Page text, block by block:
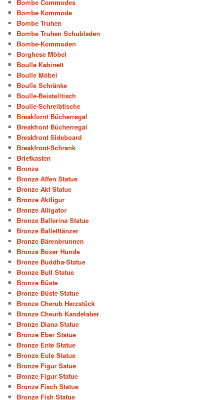
Bombe Commodes
Bombe Kommode
Bombe Truhen
Bombe Truhen Schubladen
Bombe-Kommoden
Borghese Möbel
Boulle Kabinett
Boulle Möbel
Boulle Schränke
Boulle-Beistelltisch
Boulle-Schreibtische
Breakfornt Bücherregal
Breakfront Bücherregal
Breakfront Sideboard
Breakfront-Schrank
Briefkasten
Bronze
Bronze Affen Statue
Bronze Akt Statue
Bronze Aktfigur
Bronze Alligator
Bronze Ballerina Statue
Bronze Balletttänzer
Bronze Bärenbrunnen
Bronze Boxer Hunde
Bronze Buddha-Statue
Bronze Bull Statue
Bronze Büste
Bronze Büste Statue
Bronze Cherub Herzstück
Bronze Cheurb Kandelaber
Bronze Diana Statue
Bronze Eber Statue
Bronze Ente Statue
Bronze Eule Statue
Bronze Figur Satue
Bronze Figur Statue
Bronze Fisch Statue
Bronze Fish Statue